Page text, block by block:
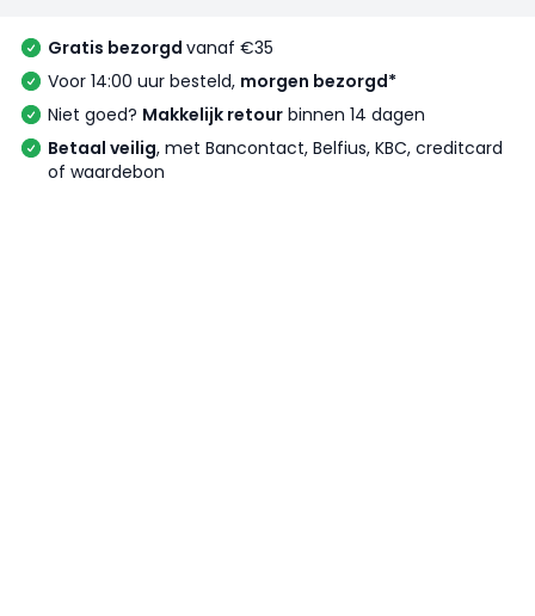
Gratis bezorgd vanaf €35
Voor 14:00 uur besteld, morgen bezorgd*
Niet goed? Makkelijk retour binnen 14 dagen
Betaal veilig, met Bancontact, Belfius, KBC, creditcard
of waardebon